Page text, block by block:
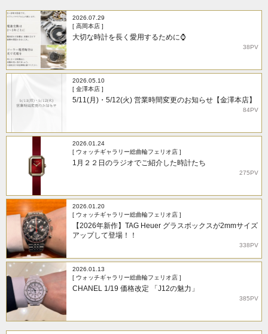
2026.07.29
[ 高岡本店 ]
大切な時計を長く愛用するために⌚
38PV
2026.05.10
[ 金澤本店 ]
5/11(月)・5/12(火) 営業時間変更のお知らせ【金澤本店】
84PV
2026.01.24
[ ウォッチギャラリー総曲輪フェリオ店 ]
1月２２日のラジオでご紹介した時計たち
275PV
2026.01.20
[ ウォッチギャラリー総曲輪フェリオ店 ]
【2026年新作】TAG Heuer グラスボックスが2mmサイズ
アップして登場！！
338PV
2026.01.13
[ ウォッチギャラリー総曲輪フェリオ店 ]
CHANEL 1/19 価格改定 「J12の魅力」
385PV